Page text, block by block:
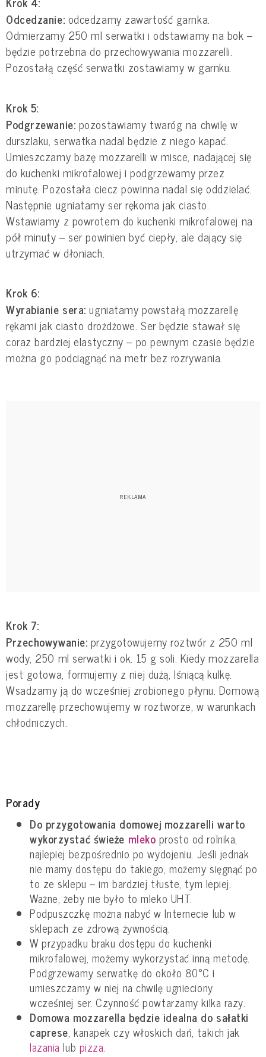
Odcedzanie: odcedzamy zawartość garnka.
Odmierzamy 250 ml serwatki i odstawiamy na bok –
będzie potrzebna do przechowywania mozzarelli.
Pozostałą część serwatki zostawiamy w garnku.
Krok 5:
Podgrzewanie: pozostawiamy twaróg na chwilę w
durszlaku, serwatka nadal będzie z niego kapać.
Umieszczamy bazę mozzarelli w misce, nadającej się
do kuchenki mikrofalowej i podgrzewamy przez
minutę. Pozostała ciecz powinna nadal się oddzielać.
Następnie ugniatamy ser rękoma jak ciasto.
Wstawiamy z powrotem do kuchenki mikrofalowej na
pół minuty – ser powinien być ciepły, ale dający się
utrzymać w dłoniach.
Krok 6:
Wyrabianie sera: ugniatamy powstałą mozzarellę
rękami jak ciasto drożdżowe. Ser będzie stawał się
coraz bardziej elastyczny – po pewnym czasie będzie
można go podciągnąć na metr bez rozrywania.
Krok 7:
Przechowywanie: przygotowujemy roztwór z 250 ml
wody, 250 ml serwatki i ok. 15 g soli. Kiedy mozzarella
jest gotowa, formujemy z niej dużą, lśniącą kulkę.
Wsadzamy ją do wcześniej zrobionego płynu. Domową
mozzarellę przechowujemy w roztworze, w warunkach
chłodniczych.
Porady
Do przygotowania domowej mozzarelli warto
wykorzystać świeże mleko prosto od rolnika,
najlepiej bezpośrednio po wydojeniu. Jeśli jednak
nie mamy dostępu do takiego, możemy sięgnąć po
to ze sklepu – im bardziej tłuste, tym lepiej.
Ważne, żeby nie było to mleko UHT.
Podpuszczkę można nabyć w Internecie lub w
sklepach ze zdrową żywnością.
W przypadku braku dostępu do kuchenki
mikrofalowej, możemy wykorzystać inną metodę.
Podgrzewamy serwatkę do około 80°C i
umieszczamy w niej na chwilę ugnieciony
wcześniej ser. Czynność powtarzamy kilka razy.
Domowa mozzarella będzie idealna do sałatki
caprese, kanapek czy włoskich dań, takich jak
lazania lub pizza.